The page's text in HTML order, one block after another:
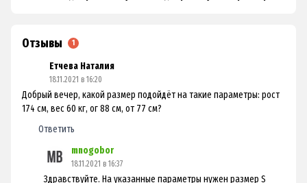
Отзывы 1
Етчева Наталия
18.11.2021 в 16:20
Добрый вечер, какой размер подойдёт на такие параметры: рост
174 см, вес 60 кг, ог 88 см, от 77 см?
Ответить
mnogobor
18.11.2021 в 16:37
Здравствуйте. На указанные параметры нужен размер S